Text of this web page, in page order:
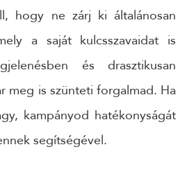
hogy ne zárj ki általánosan
a saját kulcsszavaidat is
és drasztikusan
meg is szünteti forgalmad. Ha
kampányod hatékonyságát
segítségével.